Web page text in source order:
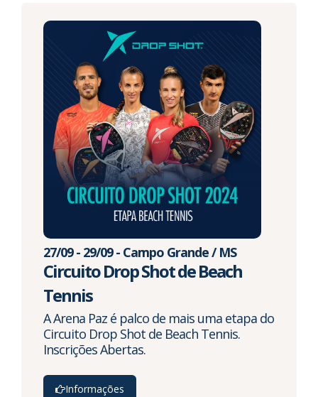
27/09 - 29/09 - Campo Grande / MS
Circuito Drop Shot de Beach
Tennis
A Arena Paz é palco de mais uma etapa do
Circuito Drop Shot de Beach Tennis.
Inscrições Abertas.
Informações